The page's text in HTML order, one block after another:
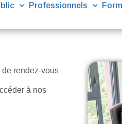
Professionnels
rendez-vous
à nos